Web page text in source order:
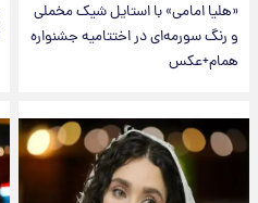
«هلیا امامی» با استایل شیک مخملی
و رنگ سورمه‌ای در اختتامیه جشنواره
همام+عکس